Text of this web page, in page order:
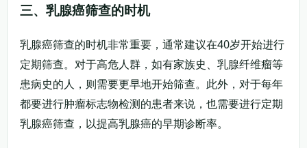
三、乳腺癌筛查的时机
乳腺癌筛查的时机非常重要，通常建议在40岁开始进行
定期筛查。对于高危人群，如有家族史、乳腺纤维瘤等
患病史的人，则需要更早地开始筛查。此外，对于每年
都要进行肿瘤标志物检测的患者来说，也需要进行定期
乳腺癌筛查，以提高乳腺癌的早期诊断率。